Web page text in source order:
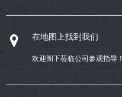
在地图上找到我们
欢迎阁下莅临公司参观指导！